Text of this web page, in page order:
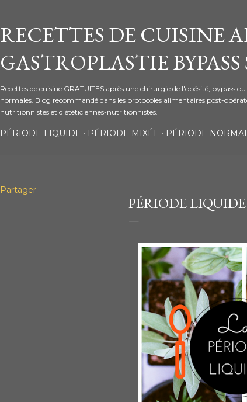
RECETTES DE CUISINE
GASTROPLASTIE BYPASS
Recettes de cuisine GRATUITES après une chirurgie de l'obésité, bypass
normales. Blog recommandé dans les protocoles alimentaires post-
nutritionnistes et diététiciennes-nutritionnistes.
PÉRIODE LIQUIDE PÉRIODE MIXÉE PÉRIODE
Partager
PÉRIODE LIQUIDE